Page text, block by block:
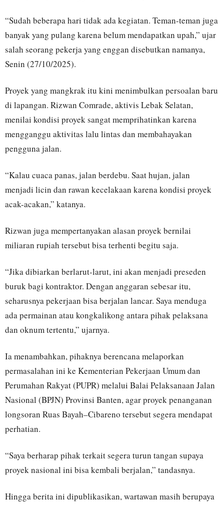
“Sudah beberapa hari tidak ada kegiatan. Teman-teman juga
banyak yang pulang karena belum mendapatkan upah,” ujar
salah seorang pekerja yang enggan disebutkan namanya,
Senin (27/10/2025).
Proyek yang mangkrak itu kini menimbulkan persoalan baru
di lapangan. Rizwan Comrade, aktivis Lebak Selatan,
menilai kondisi proyek sangat memprihatinkan karena
mengganggu aktivitas lalu lintas dan membahayakan
pengguna jalan.
“Kalau cuaca panas, jalan berdebu. Saat hujan, jalan
menjadi licin dan rawan kecelakaan karena kondisi proyek
acak-acakan,” katanya.
Rizwan juga mempertanyakan alasan proyek bernilai
miliaran rupiah tersebut bisa terhenti begitu saja.
“Jika dibiarkan berlarut-larut, ini akan menjadi preseden
buruk bagi kontraktor. Dengan anggaran sebesar itu,
seharusnya pekerjaan bisa berjalan lancar. Saya menduga
ada permainan atau kongkalikong antara pihak pelaksana
dan oknum tertentu,” ujarnya.
Ia menambahkan, pihaknya berencana melaporkan
permasalahan ini ke Kementerian Pekerjaan Umum dan
Perumahan Rakyat (PUPR) melalui Balai Pelaksanaan Jalan
Nasional (BPJN) Provinsi Banten, agar proyek penanganan
longsoran Ruas Bayah–Cibareno tersebut segera mendapat
perhatian.
“Saya berharap pihak terkait segera turun tangan supaya
proyek nasional ini bisa kembali berjalan,” tandasnya.
Hingga berita ini dipublikasikan, wartawan masih berupaya